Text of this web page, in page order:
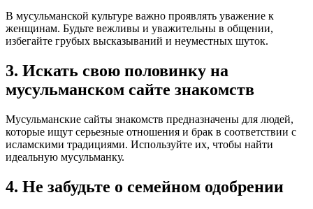
В мусульманской культуре важно проявлять уважение к
женщинам. Будьте вежливы и уважительны в общении,
избегайте грубых высказываний и неуместных шуток.
3. Искать свою половинку на
мусульманском сайте знакомств
Мусульманские сайты знакомств предназначены для людей,
которые ищут серьезные отношения и брак в соответствии с
исламскими традициями. Используйте их, чтобы найти
идеальную мусульманку.
4. Не забудьте о семейном одобрении